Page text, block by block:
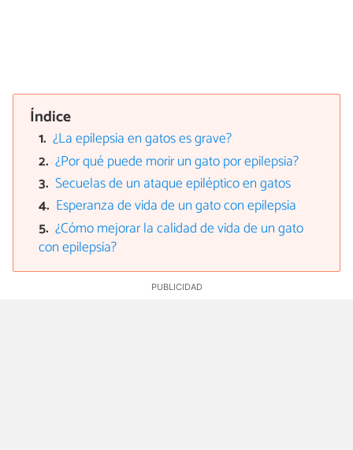
Índice
¿La epilepsia en gatos es grave?
¿Por qué puede morir un gato por epilepsia?
Secuelas de un ataque epiléptico en gatos
Esperanza de vida de un gato con epilepsia
¿Cómo mejorar la calidad de vida de un gato
con epilepsia?